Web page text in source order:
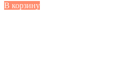
В корзину